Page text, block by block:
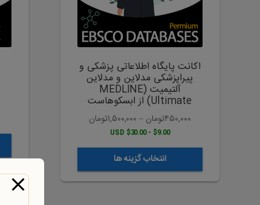
اکانت پایگاه اطلاعاتی پزشکی و
پیراپزشکی مدلاین و مدلاین
آلتیمیت (MEDLINE
Ultimate) از ابسکوهاست
۴۵۰,۰۰۰تومان – ۱,۵۰۰,۰۰۰تومان
$9.00 - $30.00 USD
انتخاب گزینه ها
باشد.
گزینه
ها
ممکن
است
صفحه
محصول
انتخاب